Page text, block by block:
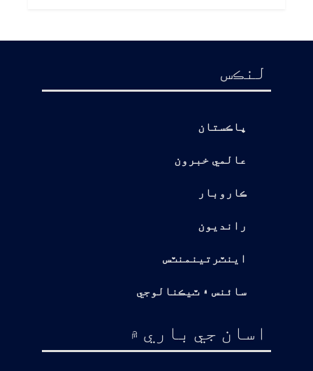
لنڪس
پاڪستان
عالمي خبرون
ڪاروبار
رانديون
اينٽرتينمنٽس
سائنس ۽ ٽيڪنالوجي
اسان جي باري ۾